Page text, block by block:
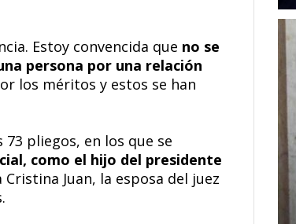
Estoy convencida que no se
persona por una relación
los méritos y estos se han
pliegos, en los que se
como el hijo del presidente
Juan, la esposa del juez